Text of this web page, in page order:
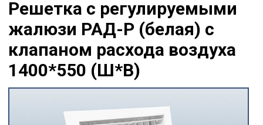
Решетка с регулируемыми
жалюзи РАД-Р (белая) с
клапаном расхода воздуха
1400*550 (Ш*В)